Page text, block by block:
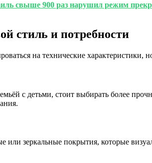
свыше 900 раз нарушил режим
стиль и потребности
на технические
с детьми, стоит выбирать более
или зеркальные покрытия, которые